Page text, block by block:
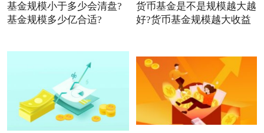
基金规模小于多少会清盘?
基金规模多少亿合适?
货币基金是不是规模越大越
好?货币基金规模越大收益